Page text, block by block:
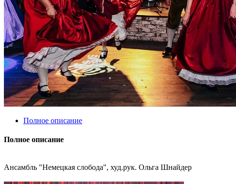
Полное описание
Полное описание
Ансамбль "Немецкая слобода", худ.рук. Ольга Шнайдер